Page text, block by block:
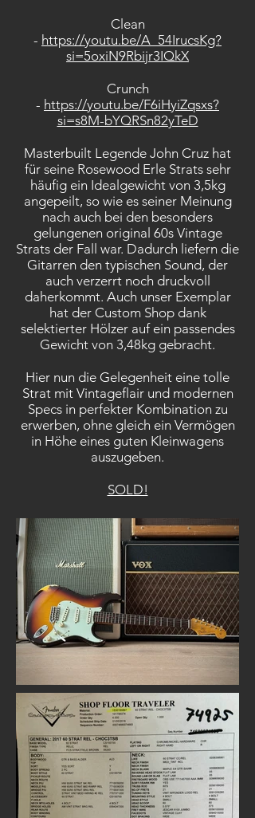
Clean
- https://youtu.be/A_54IrucsKg?
si=5oxiN9Rbijr3IQkX
Crunch
- https://youtu.be/F6iHyiZqsxs?
si=s8M-bYQRSn82yTeD
Masterbuilt Legende John Cruz hat
für seine Rosewood Erle Strats sehr
häufig ein Idealgewicht von 3,5kg
angepeilt, so wie es seiner Meinung
nach auch bei den besonders
gelungenen original 60s Vintage
Strats der Fall war. Dadurch liefern die
Gitarren den typischen Sound, der
auch verzerrt noch druckvoll
daherkommt. Auch unser Exemplar
hat der Custom Shop dank
selektierter Hölzer auf ein passendes
Gewicht von 3,48kg gebracht.
Hier nun die Gelegenheit eine tolle
Strat mit Vintageflair und modernen
Specs in perfekter Kombination zu
erwerben, ohne gleich ein Vermögen
in Höhe eines guten Kleinwagens
auszugeben.
SOLD!